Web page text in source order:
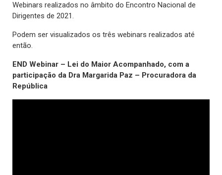
Webinars realizados no âmbito do Encontro Nacional de
Dirigentes de 2021.
Podem ser visualizados os três webinars realizados até
então.
END Webinar – Lei do Maior Acompanhado, com a
participação da Dra Margarida Paz – Procuradora da
República